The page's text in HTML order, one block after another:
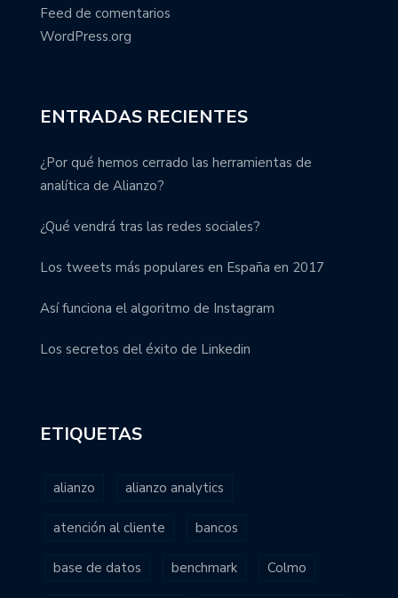
Feed de comentarios
WordPress.org
ENTRADAS RECIENTES
¿Por qué hemos cerrado las herramientas de
analítica de Alianzo?
¿Qué vendrá tras las redes sociales?
Los tweets más populares en España en 2017
Así funciona el algoritmo de Instagram
Los secretos del éxito de Linkedin
ETIQUETAS
alianzo alianzo analytics
atención al cliente bancos
base de datos benchmark Colmo